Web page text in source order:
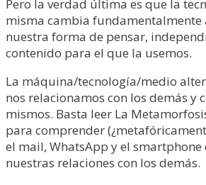
Pero la verdad última es que la
misma cambia fundamentalmente
nuestra forma de pensar,
contenido para el que la usemos.
La máquina/tecnología/medio
nos relacionamos con los demás y
mismos. Basta leer La
para comprender
el mail, WhatsApp y el
nuestras relaciones con los demás.